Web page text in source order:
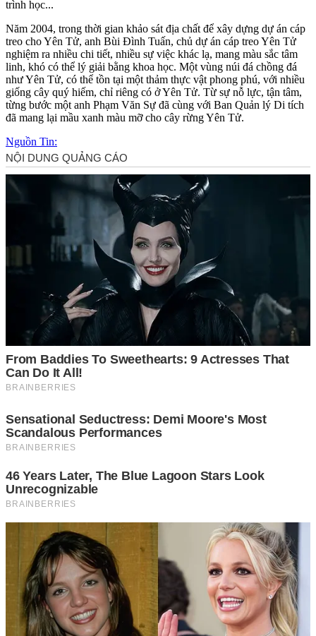
trình học...
Năm 2004, trong thời gian khảo sát địa chất để xây dựng dự án cáp
treo cho Yên Tử, anh Bùi Đình Tuấn, chủ dự án cáp treo Yên Tử
nghiệm ra nhiều chi tiết, nhiều sự việc khác lạ, mang màu sắc tâm
linh, khó có thể lý giải bằng khoa học. Một vùng núi đá chồng đá
như Yên Tử, có thể tồn tại một thảm thực vật phong phú, với nhiều
giống cây quý hiếm, chỉ riêng có ở Yên Tử. Từ sự nỗ lực, tận tâm,
từng bước một anh Phạm Văn Sự đã cùng với Ban Quản lý Di tích
đã mang lại mầu xanh màu mỡ cho cây rừng Yên Tử.
Nguồn Tin: